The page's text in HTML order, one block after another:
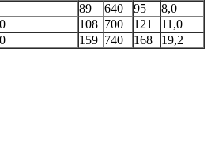
89 640 95
8,0
108 700 121
11,0
159 740 168 19,2